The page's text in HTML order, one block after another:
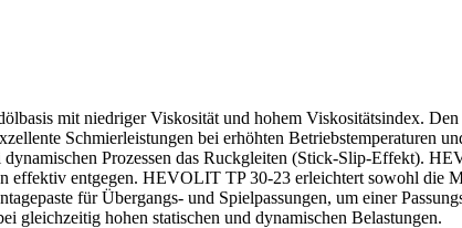
mit niedriger Viskosität und hohem Viskositätsindex.
Schmierleistungen bei erhöhten Betriebstemperaturen
Prozessen das Ruckgleiten (Stick-Slip-Effekt).
effektiv entgegen. HEVOLIT TP 30-23 erleichtert sowohl die
für Übergangs- und Spielpassungen, um einer
hohen statischen und dynamischen Belastungen.